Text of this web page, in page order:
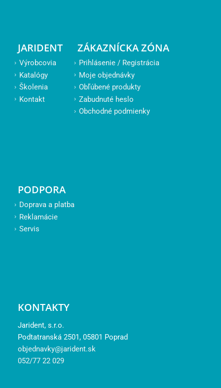
JARIDENT
Výrobcovia
Katalógy
Školenia
Kontakt
ZÁKAZNÍCKA ZÓNA
Prihlásenie / Registrácia
Moje objednávky
Obľúbené produkty
Zabudnuté heslo
Obchodné podmienky
PODPORA
Doprava a platba
Reklamácie
Servis
KONTAKTY
Jarident, s.r.o.
Podtatranská 2501, 05801 Poprad
objednavky@jarident.sk
052/77 22 029